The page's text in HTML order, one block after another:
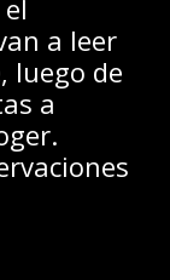
a leer
luego de
a